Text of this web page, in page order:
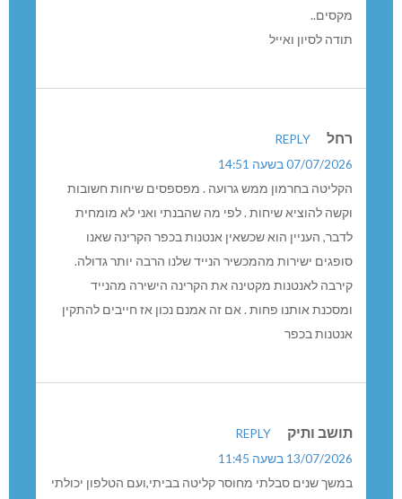
מקסים..
תודה לסיון ואייל
רחל
REPLY
07/07/2026 בשעה 14:51
הקליטה בחרמון ממש גרועה . מפספסים שיחות חשובות
וקשה להוציא שיחות . לפי מה שהבנתי ואני לא מומחית
לדבר, העניין הוא שכשאין אנטנות בכפר הקרינה שאנו
סופגים ישירות מהמכשיר הנייד שלנו הרבה יותר גדולה.
קירבה לאנטנות מקטינה את הקרינה הישירה מהנייד
ומסכנת אותנו פחות . אם זה אמנם נכון אז חייבים להתקין
אנטנות בכפר
תושב ותיק
REPLY
13/07/2026 בשעה 11:45
במשך שנים סבלתי מחוסר קליטה בביתי,ועם הטלפון יכולתי